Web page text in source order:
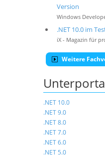
Version
Windows
.NET 10.0 im
iX - Magazin für
Weitere
.NET 10.0
.NET 9.0
.NET 8.0
.NET 7.0
.NET 6.0
.NET 5.0